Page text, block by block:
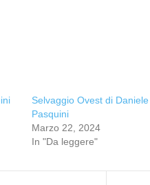
Selvaggio Ovest di Daniele
Pasquini
Marzo 22, 2024
In "Da leggere"